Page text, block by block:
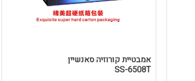
אמבטיית קורוזיה סאנשיין
SS-6508T